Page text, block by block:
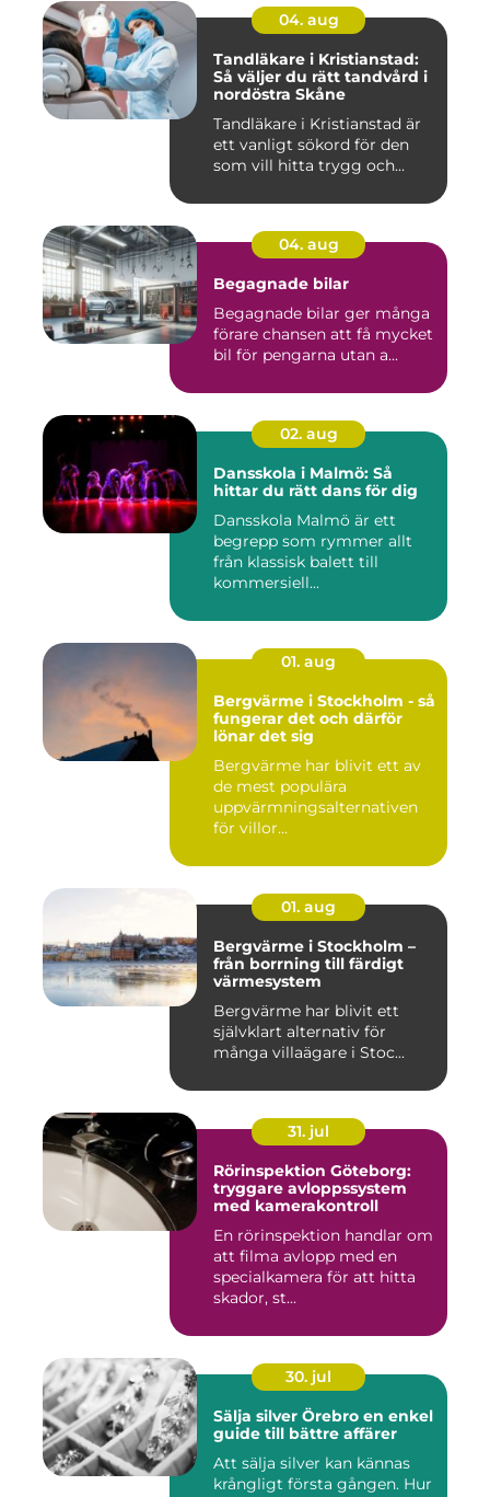
04. aug
Tandläkare i Kristianstad:
Så väljer du rätt tandvård i
nordöstra Skåne
Tandläkare i Kristianstad är
ett vanligt sökord för den
som vill hitta trygg och...
04. aug
Begagnade bilar
Begagnade bilar ger många
förare chansen att få mycket
bil för pengarna utan a...
02. aug
Dansskola i Malmö: Så
hittar du rätt dans för dig
Dansskola Malmö är ett
begrepp som rymmer allt
från klassisk balett till
kommersiell...
01. aug
Bergvärme i Stockholm - så
fungerar det och därför
lönar det sig
Bergvärme har blivit ett av
de mest populära
uppvärmningsalternativen
för villor...
01. aug
Bergvärme i Stockholm –
från borrning till färdigt
värmesystem
Bergvärme har blivit ett
självklart alternativ för
många villaägare i Stoc...
31. jul
Rörinspektion Göteborg:
tryggare avloppssystem
med kamerakontroll
En rörinspektion handlar om
att filma avlopp med en
specialkamera för att hitta
skador, st...
30. jul
Sälja silver Örebro en enkel
guide till bättre affärer
Att sälja silver kan kännas
krångligt första gången. Hur